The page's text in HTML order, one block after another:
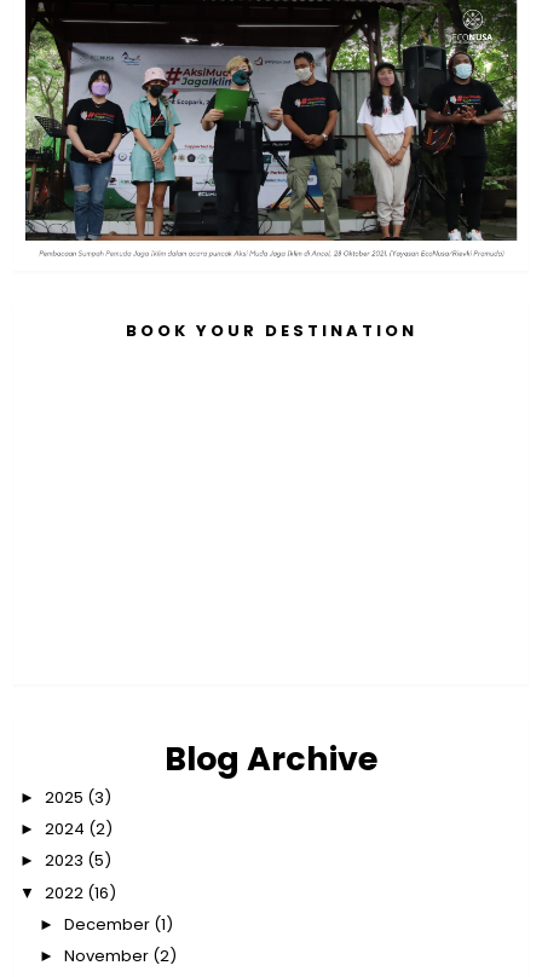
BOOK YOUR DESTINATION
Blog Archive
►2025 (3)
►2024 (2)
►2023 (5)
▼2022 (16)
► December (1)
► November (2)